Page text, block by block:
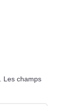
Les champs